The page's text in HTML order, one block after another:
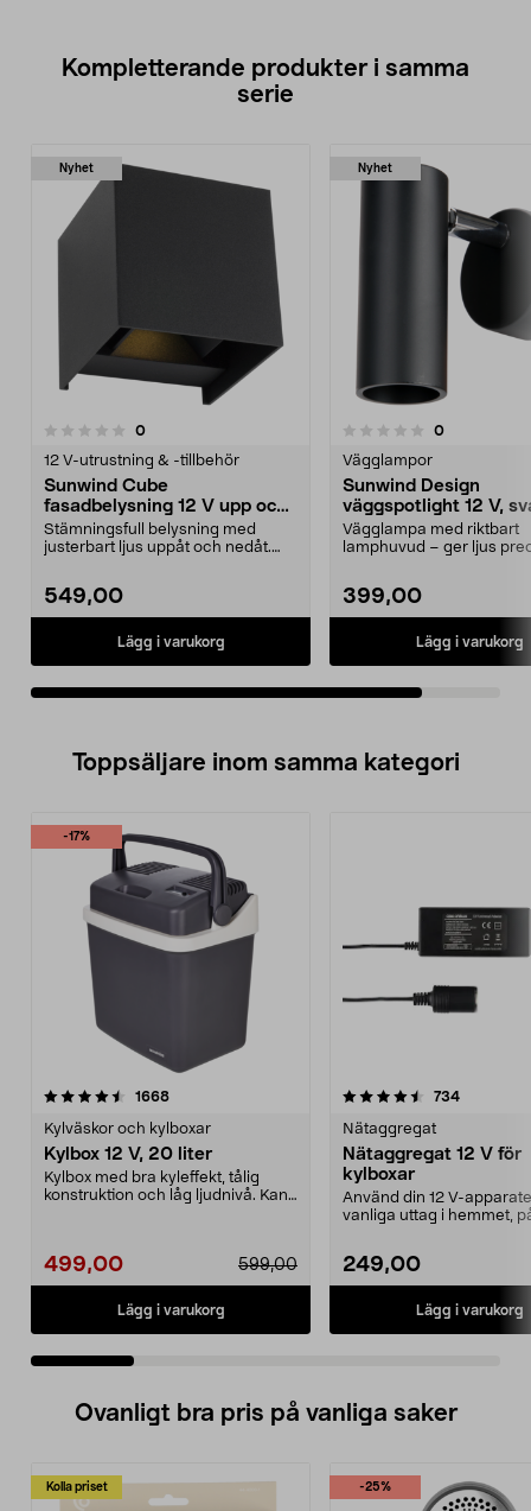
Kompletterande produkter i samma
serie
Nyhet
0recensioner
12 V-utrustning & -tillbehör
Sunwind Cube
fasadbelysning 12 V upp och
ner, svart
Stämningsfull belysning med
justerbart ljus uppåt och nedåt.
549,00
Lägg i varukorg
Nyhet
0.0 av 5 stjärnor 0recensioner
Vägglampor
Sunwind Design
väggspotlight 12 V,
Vägglampa med riktbart
lamphuvud – ger ljus
399,00
Lägg i varukorg
Toppsäljare inom samma kategori
-17%
1668recensioner
Kylväskor och kylboxar
Kylbox 12 V, 20 liter
Kylbox med bra kyleffekt, tålig
konstruktion och låg ljudnivå. Kan
499,00 599,00
Lägg i varukorg
4.5 av 5 stjärnor 734
Nätaggregat
Nätaggregat 12 V för
kylboxar
Använd din 12 V-
vanliga uttag i hemmet,
249,00
Lägg i varukorg
4.0 av 5 stjärnor
Ovanligt bra pris på vanliga saker
Kolla priset -25%